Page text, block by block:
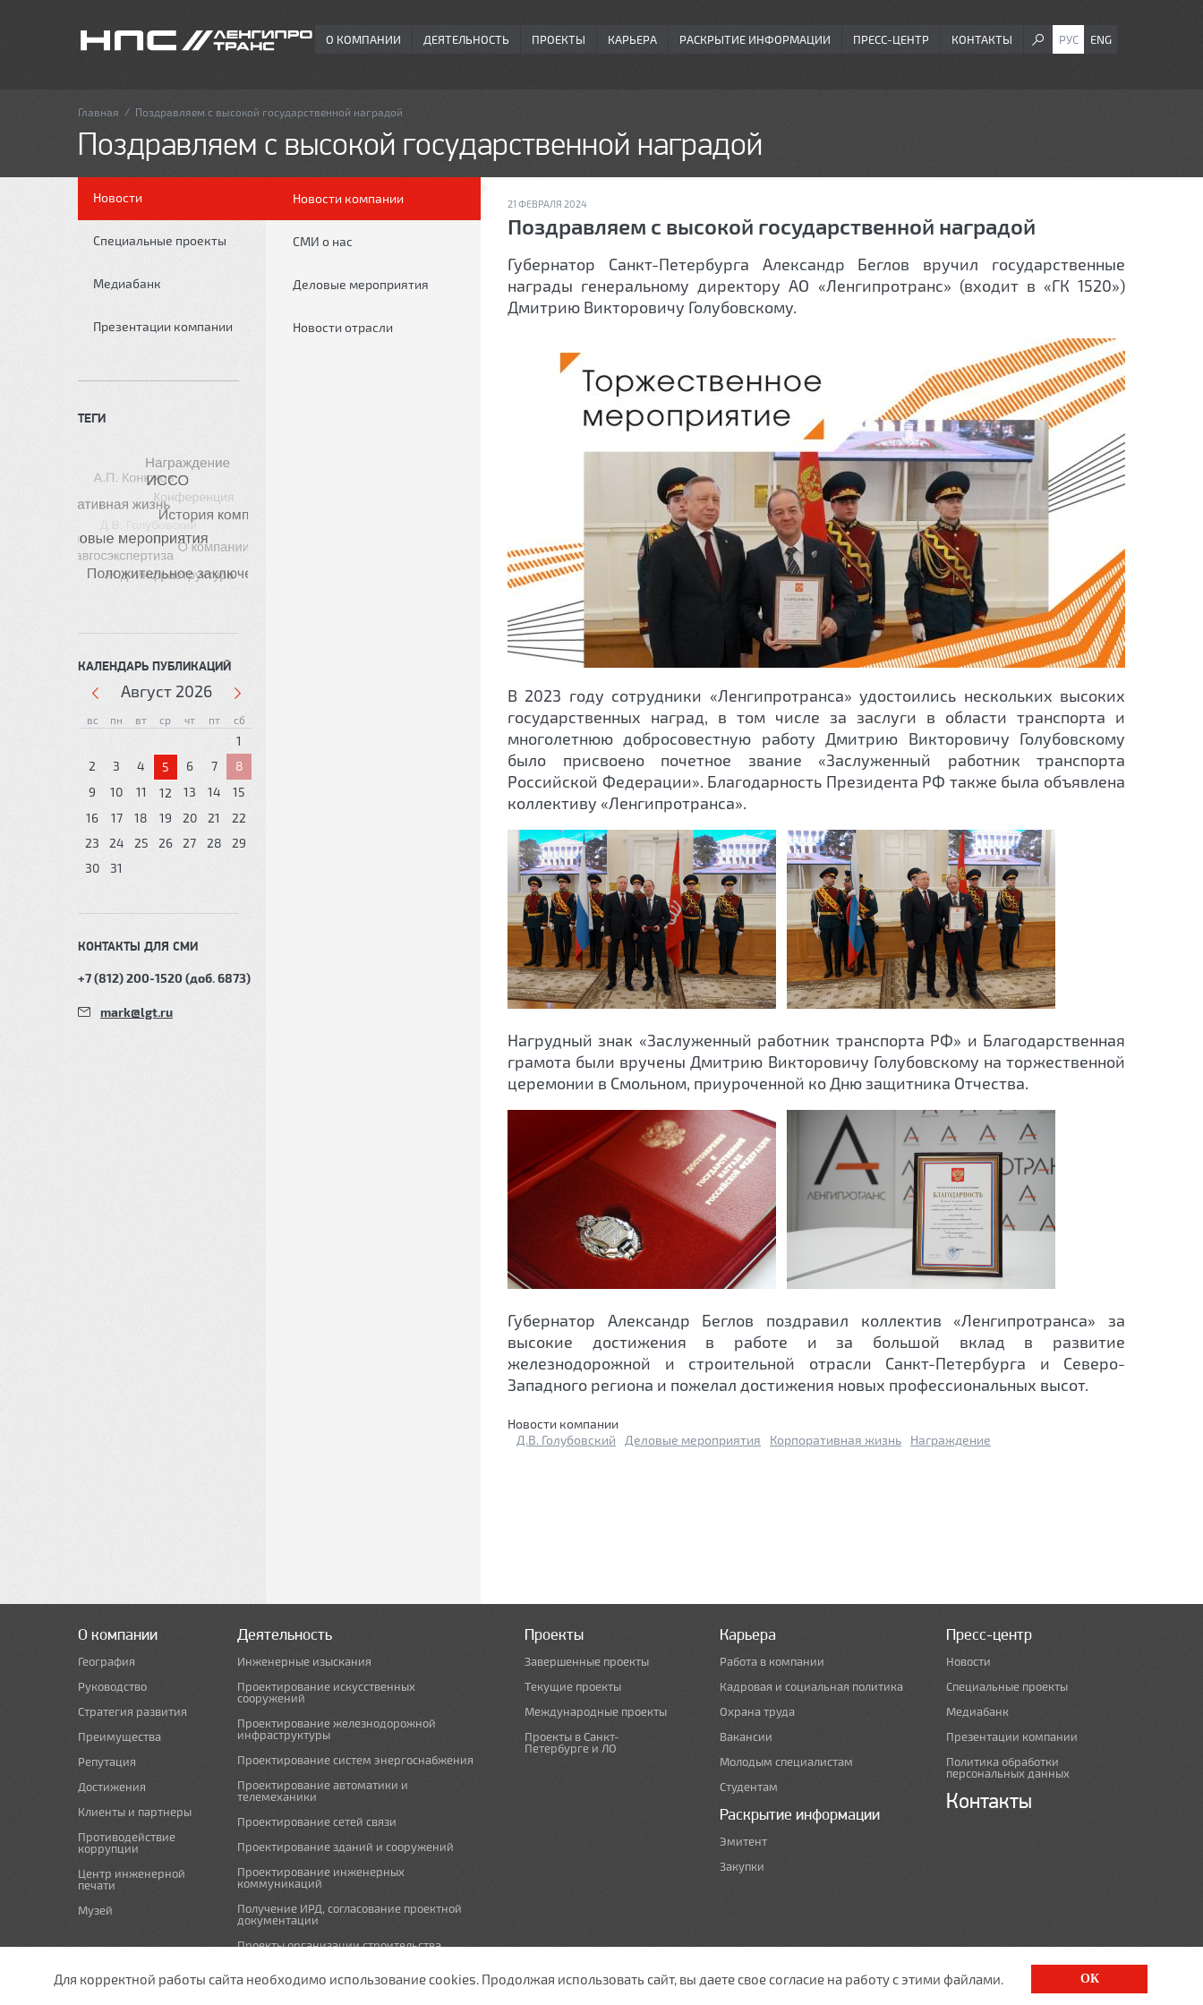
О КОМПАНИИ ДЕЯТЕЛЬНОСТЬ ПРОЕКТЫ КАРЬЕРА РАСКРЫТИЕ ИНФОРМАЦИИ ПРЕСС-ЦЕНТР КОНТАКТЫ РУС ENG
Главная / Поздравляем с высокой государственной наградой
Поздравляем с высокой государственной наградой
Новости
Специальные проекты
Медиабанк
Презентации компании
ТЕГИ
КАЛЕНДАРЬ ПУБЛИКАЦИЙ
Август 2026
вс пн вт ср чт пт сб
1
2
3 4 5 6 7
8
9
10 11 12 13 14
15
16
17 18 19 20 21
22
23
24 25 26 27 28
29
30
31
КОНТАКТЫ ДЛЯ СМИ
+7 (812) 200-1520 (доб. 6873)
mark@lgt.ru
Новости компании
СМИ о нас
Деловые мероприятия
Новости отрасли
21 ФЕВРАЛЯ 2024
Поздравляем с высокой государственной наградой
Губернатор Санкт-Петербурга Александр Беглов вручил государственные
награды генеральному директору АО «Ленгипротранс» (входит в «ГК 1520»)
Дмитрию Викторовичу Голубовскому.
В 2023 году сотрудники «Ленгипротранса» удостоились нескольких высоких
государственных наград, в том числе за заслуги в области транспорта и
многолетнюю добросовестную работу Дмитрию Викторовичу Голубовскому
было присвоено почетное звание «Заслуженный работник транспорта
Российской Федерации». Благодарность Президента РФ также была объявлена
коллективу «Ленгипротранса».
Нагрудный знак «Заслуженный работник транспорта РФ» и Благодарственная
грамота были вручены Дмитрию Викторовичу Голубовскому на торжественной
церемонии в Смольном, приуроченной ко Дню защитника Отчества.
Губернатор Александр Беглов поздравил коллектив «Ленгипротранса» за
высокие достижения в работе и за большой вклад в развитие
железнодорожной и строительной отрасли Санкт-Петербурга и Северо-
Западного региона и пожелал достижения новых профессиональных высот.
Новости компании
Д.В. Голубовский
Деловые мероприятия Корпоративная жизнь Награждение
О компании
География
Руководство
Стратегия развития
Преимущества
Репутация
Достижения
Клиенты и партнеры
Противодействие
коррупции
Центр инженерной
печати
Музей
Деятельность
Инженерные изыскания
Проектирование искусственных
сооружений
Проектирование железнодорожной
инфраструктуры
Проектирование систем энергоснабжения
Проектирование автоматики и
телемеханики
Проектирование сетей связи
Проектирование зданий и сооружений
Проектирование инженерных
коммуникаций
Получение ИРД, согласование проектной
документации
Проекты организации строительства,
Проекты
Завершенные проекты
Текущие проекты
Международные проекты
Проекты в Санкт-
Петербурге и ЛО
Карьера
Работа в компании
Кадровая и социальная политика
Охрана труда
Вакансии
Молодым специалистам
Студентам
Раскрытие информации
Эмитент
Закупки
Пресс-центр
Новости
Специальные проекты
Медиабанк
Презентации компании
Политика обработки
персональных данных
Контакты
Для корректной работы сайта необходимо использование cookies. Продолжая использовать сайт, вы даете свое согласие на работу с этими файлами. ОК